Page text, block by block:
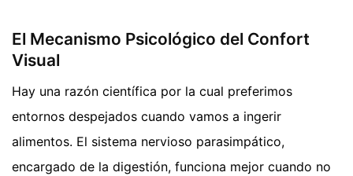
El Mecanismo Psicológico del Confort
Visual
Hay una razón científica por la cual preferimos
entornos despejados cuando vamos a ingerir
alimentos. El sistema nervioso parasimpático,
encargado de la digestión, funciona mejor cuando no